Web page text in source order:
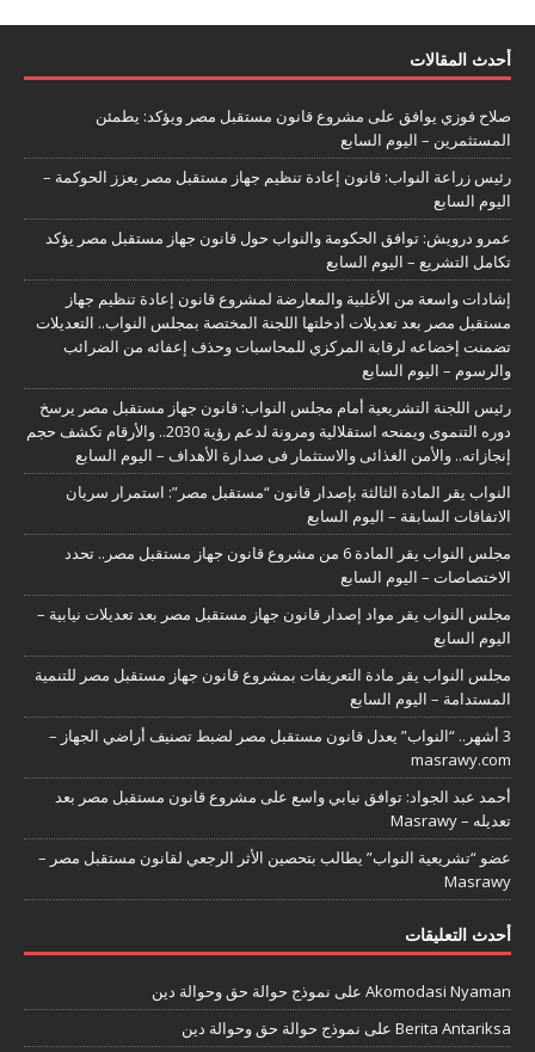
أحدث المقالات
صلاح فوزي يوافق على مشروع قانون مستقبل مصر ويؤكد: يطمئن
المستثمرين – اليوم السابع
رئيس زراعة النواب: قانون إعادة تنظيم جهاز مستقبل مصر يعزز الحوكمة –
اليوم السابع
عمرو درويش: توافق الحكومة والنواب حول قانون جهاز مستقبل مصر يؤكد
تكامل التشريع – اليوم السابع
إشادات واسعة من الأغلبية والمعارضة لمشروع قانون إعادة تنظيم جهاز
مستقبل مصر بعد تعديلات أدخلتها اللجنة المختصة بمجلس النواب.. التعديلات
تضمنت إخضاعه لرقابة المركزي للمحاسبات وحذف إعفائه من الضرائب
والرسوم – اليوم السابع
رئيس اللجنة التشريعية أمام مجلس النواب: قانون جهاز مستقبل مصر يرسخ
دوره التنموى ويمنحه استقلالية ومرونة لدعم رؤية 2030.. والأرقام تكشف حجم
إنجازاته.. والأمن الغذائى والاستثمار فى صدارة الأهداف – اليوم السابع
النواب يقر المادة الثالثة بإصدار قانون “مستقبل مصر”: استمرار سريان
الاتفاقات السابقة – اليوم السابع
مجلس النواب يقر المادة 6 من مشروع قانون جهاز مستقبل مصر.. تحدد
الاختصاصات – اليوم السابع
مجلس النواب يقر مواد إصدار قانون جهاز مستقبل مصر بعد تعديلات نيابية –
اليوم السابع
مجلس النواب يقر مادة التعريفات بمشروع قانون جهاز مستقبل مصر للتنمية
المستدامة – اليوم السابع
3 أشهر.. “النواب” يعدل قانون مستقبل مصر لضبط تصنيف أراضي الجهاز –
masrawy.com
أحمد عبد الجواد: توافق نيابي واسع على مشروع قانون مستقبل مصر بعد
تعديله – Masrawy
عضو “تشريعية النواب” يطالب بتحصين الأثر الرجعي لقانون مستقبل مصر –
Masrawy
أحدث التعليقات
Akomodasi Nyaman على نموذج حوالة حق وحوالة دين
Berita Antariksa على نموذج حوالة حق وحوالة دين